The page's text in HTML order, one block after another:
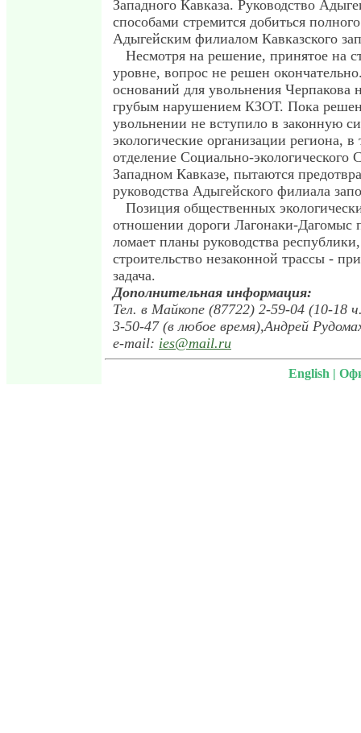
Западного Кавказа. Руководство
способами стремится добиться
Адыгейским филиалом Кавказского
Несмотря на решение, принятое на
уровне, вопрос не решен
оснований для увольнения Черпакова
грубым нарушением КЗОТ. Пока
увольнении не вступило в законную
экологические организации региона, в
отделение Социально-экологического
Западном Кавказе, пытаются
руководства Адыгейского филиала
Позиция общественных
отношении дороги Лагонаки-Дагомыс
ломает планы руководства
строительство незаконной трассы -
задача.
Дополнительная информация:
Тел. в Майкопе (87722) 2-59-04 (10-18
3-50-47 (в любое время),Андрей
e-mail: ies@mail.ru
English |